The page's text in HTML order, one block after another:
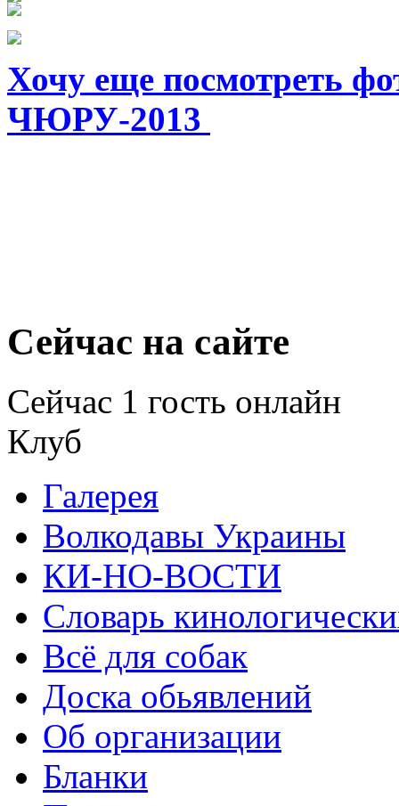
Хочу еще посмотреть
ЧЮРУ-2013
Сейчас на сайте
Сейчас 1 гость онлайн
Клуб
Галерея
Волкодавы Украины
КИ-НО-ВОСТИ
Словарь
Всё для собак
Доска обьявлений
Об организации
Бланки